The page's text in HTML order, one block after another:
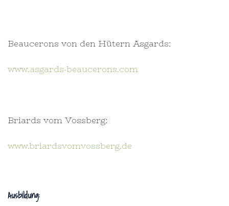
Beaucerons von den Hütern Asgards:
www.asgards-beaucerons.com
Briards vom Vossberg:
www.briardsvomvossberg.de
Ausbildung: